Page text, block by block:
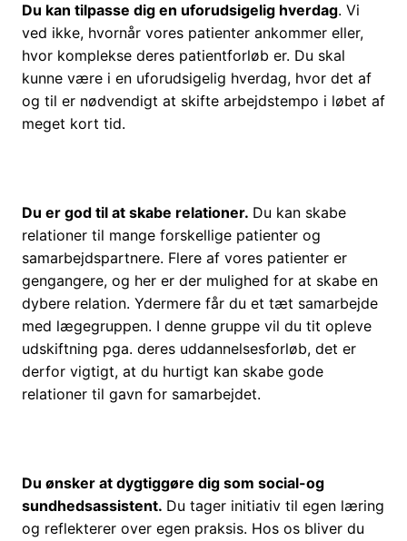
Du kan tilpasse dig en uforudsigelig hverdag. Vi
ved ikke, hvornår vores patienter ankommer eller,
hvor komplekse deres patientforløb er. Du skal
kunne være i en uforudsigelig hverdag, hvor det af
og til er nødvendigt at skifte arbejdstempo i løbet af
meget kort tid.
Du er god til at skabe relationer. Du kan skabe
relationer til mange forskellige patienter og
samarbejdspartnere. Flere af vores patienter er
gengangere, og her er der mulighed for at skabe en
dybere relation. Ydermere får du et tæt samarbejde
med lægegruppen. I denne gruppe vil du tit opleve
udskiftning pga. deres uddannelsesforløb, det er
derfor vigtigt, at du hurtigt kan skabe gode
relationer til gavn for samarbejdet.
Du ønsker at dygtiggøre dig som social-og
sundhedsassistent. Du tager initiativ til egen læring
og reflekterer over egen praksis. Hos os bliver du